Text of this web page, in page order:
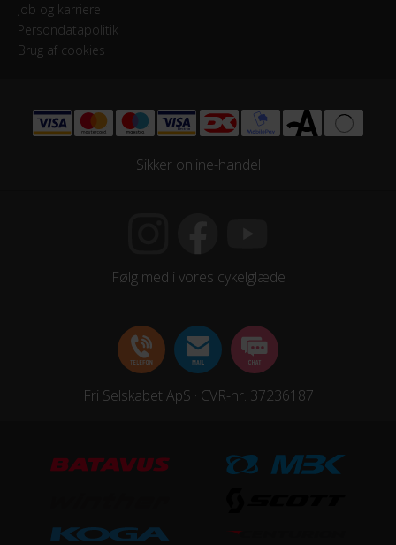
Job og karriere
Persondatapolitik
Brug af cookies
Sikker online-handel
Følg med i vores cykelglæde
Fri Selskabet ApS · CVR-nr. 37236187